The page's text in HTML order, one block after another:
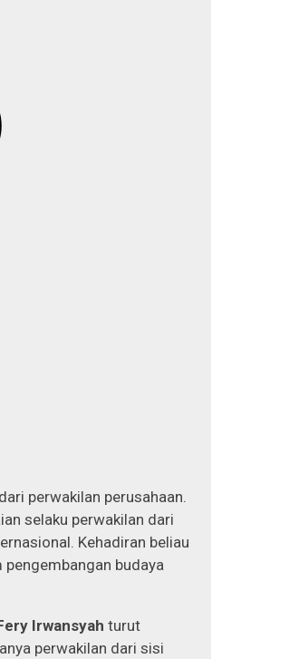
perwakilan perusahaan.
selaku perwakilan dari
Kehadiran beliau
budaya
Irwansyah turut
perwakilan dari sisi